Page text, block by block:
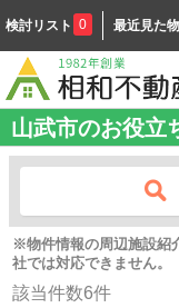
検討リスト 0 最近見た
山武市のお役立
※物件情報の周辺施設紹
社では対応できません。
該当件数6件